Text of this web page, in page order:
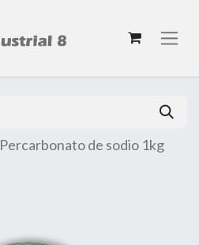
Percarbonato de sodio 1kg